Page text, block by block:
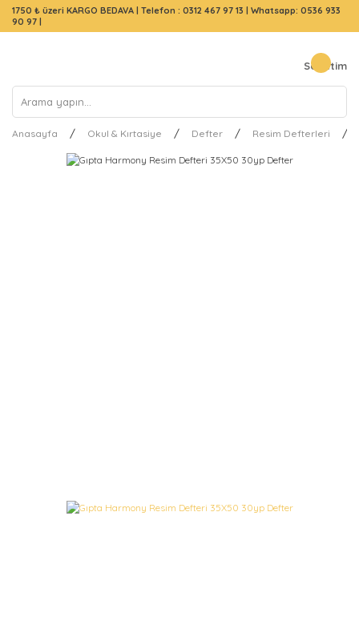
1750 ₺ üzeri KARGO BEDAVA | Telefon : 0312 467 97 13 | Whatsapp: 0536 933
90 97 |
Sepetim
Anasayfa Okul & Kırtasiye Defter Resim Defterleri